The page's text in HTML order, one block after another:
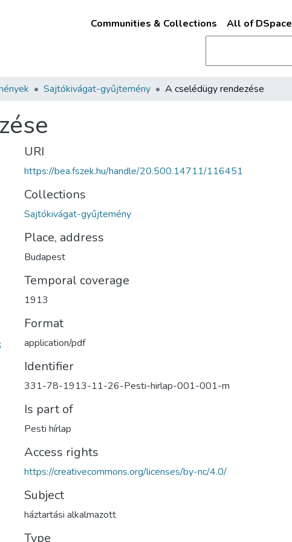
Communities & Collections All of DSpace
Sajtókivágat-gyűjtemény A cselédügy rendezése
URI
https://bea.fszek.hu/handle/20.500.14711/116451
Collections
Sajtókivágat-gyűjtemény
Place, address
Budapest
Temporal coverage
1913
Format
application/pdf
Identifier
331-78-1913-11-26-Pesti-hirlap-001-001-m
Is part of
Pesti hírlap
Access rights
https://creativecommons.org/licenses/by-nc/4.0/
Subject
háztartási alkalmazott
Type